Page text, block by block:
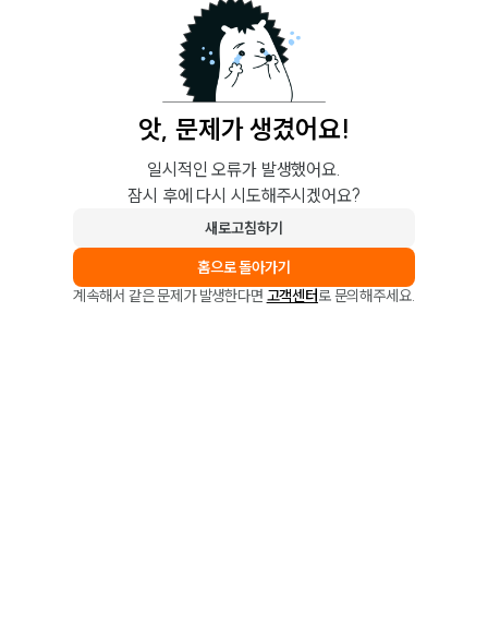
앗, 문제가 생겼어요!
일시적인 오류가 발생했어요.
잠시 후에 다시 시도해주시겠어요?
새로고침하기
홈으로 돌아가기
계속해서 같은 문제가 발생한다면 고객센터로 문의해주세요.